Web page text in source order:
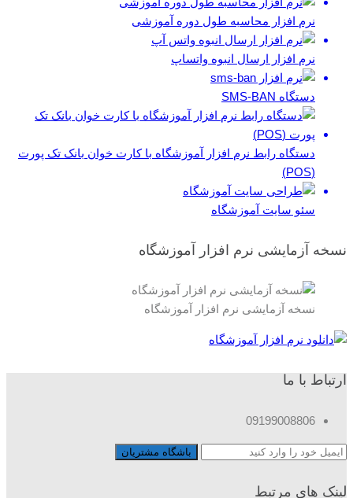
نرم افزار محاسبه طول دوره آموزشی
نرم افزار ارسال انبوه واتساپ
دستگاه SMS-BAN
دستگاه رابط نرم افزار آموزشگاه با کارت خوان بانک تک پورت
(POS)
سئو سایت آموزشگاه
نسخه آزمایشی نرم افزار آموزشگاه
نسخه آزمایشی نرم افزار آموزشگاه
ارتباط با ما
09199008806
لینک های مرتبط